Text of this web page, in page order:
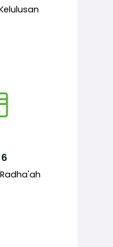
kad
dijana.